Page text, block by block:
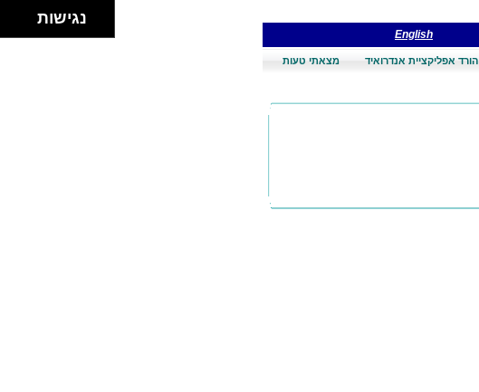
English
הורד אפליקציית אנדרואיד מצאתי טעות
נגישות